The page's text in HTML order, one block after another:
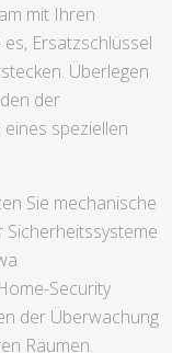
mit Ihren
Ersatzschlüssel
Überlegen
der
speziellen
Sie mechanische
Security
der Überwachung
Räumen.